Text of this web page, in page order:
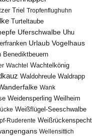
Triel Tropfenflughuhn
Turteltaube
Uferschwalbe Uhu
Urlaub Vogelhaus
Benediktbeuern
Wachtel Wachtelkönig
Waldohreule Waldrapp
Wank
Weidensperling Weilheim
Weißflügel-Seeschwalbe
Ruderente Weißrückenspecht
Wellensittich